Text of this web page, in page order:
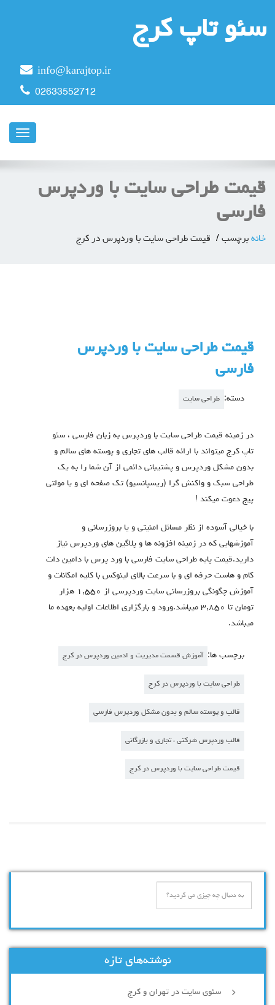
سئو تاپ کرج
info@karajtop.ir
02633552712
ناوبری
قیمت طراحی سایت با وردپرس
فارسی
خانه برچسب قیمت طراحی سایت با وردپرس در کرج
قیمت طراحی سایت با وردپرس
فارسی
دسته: طراحی سایت
در زمینه قیمت طراحی سایت با وردپرس به زبان فارسی ، سئو
تاپ کرج میتواند با ارائه قالب های تجاری و پوسته های سالم و
بدون مشکل وردپرس و پشتیبانی دائمی از آن شما را به یک
طراحی سبک و واکنش گرا (ریسپانسیو) تک صفحه ای و یا مولتی
پیج دعوت میکند !
با خیالی آسوده از نظر مسائل امنیتی و یا بروزرسانی و
آموزشهایی که در زمینه افزونه ها و پلاگین های وردپرس نیاز
دارید.قیمت پایه طراحی سایت فارسی با ورد پرس با دامین دات
کام و هاست حرفه ای و با سرعت بالای لینوکس با کلیه امکانات و
آموزش چگونگی بروزرسانی سایت وردپرسی از ۱,۵۵۰ هزار
تومان تا ۳,۸۵۰ میباشد.ورود و بارگزاری اطلاعات اولیه بعهده ما
میباشد.
برچسب ها: آموزش قسمت مدیریت و ادمین وردپرس در کرج
طراحی سایت با وردپرس در کرج
قالب و پوسته سالم و بدون مشکل وردپرس فارسی
قالب وردپرس شرکتی ، تجاری و بازرگانی
قیمت طراحی سایت با وردپرس در کرج
نوشته‌های تازه
سئوی سایت در تهران و کرج